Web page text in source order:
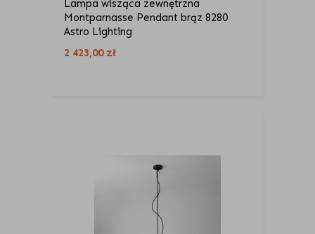
Lampa wisząca zewnętrzna
Montparnasse Pendant brąz 8280
Astro Lighting
2 423,00 zł